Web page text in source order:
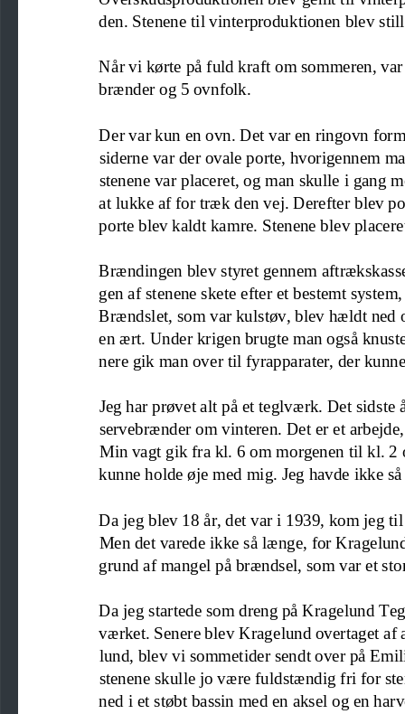
den. Stenene til vinterproduktionen blev
Når vi kørte på fuld kraft om sommeren
brænder og 5 ovnfolk
Der var kun en ovn. Det var en ringovn
siderne var der ovale porte, hvorigennem
stenene var placeret, og man skulle i gang
at lukke af for træk den vej. Derefter blev
porte blev kaldt kamre. Stenene blev
Brændingen blev styret gennem
gen af stenene skete efter et bestemt system
Brændslet, som var kulstøv, blev hældt ned
en ært. Under krigen brugte man også
nere gik man over til fyrapparater, der
Jeg har prøvet alt på et teglværk. Det sidste
servebrænder om vinteren. Det er et
Min vagt gik fra kl. 6 om morgenen til kl. 2
kunne holde øje med mig. Jeg havde ikke
Da jeg blev 18 år, det var i 1939, kom jeg til
Men det varede ikke så længe, for
grund af mangel på brændsel, som var et
Da jeg startede som dreng på Kragelund
værket. Senere blev Kragelund overtaget af
lund, blev vi sommetider sendt over på E
stenene skulle jo være fuldstændig fri for
ned i et støbt bassin med en aksel og en